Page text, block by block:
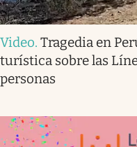
Video. Tragedia en
turística sobre las
personas